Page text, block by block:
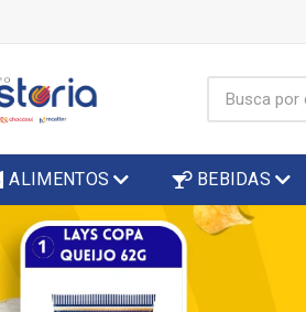
ALIMENTOS BEBIDAS